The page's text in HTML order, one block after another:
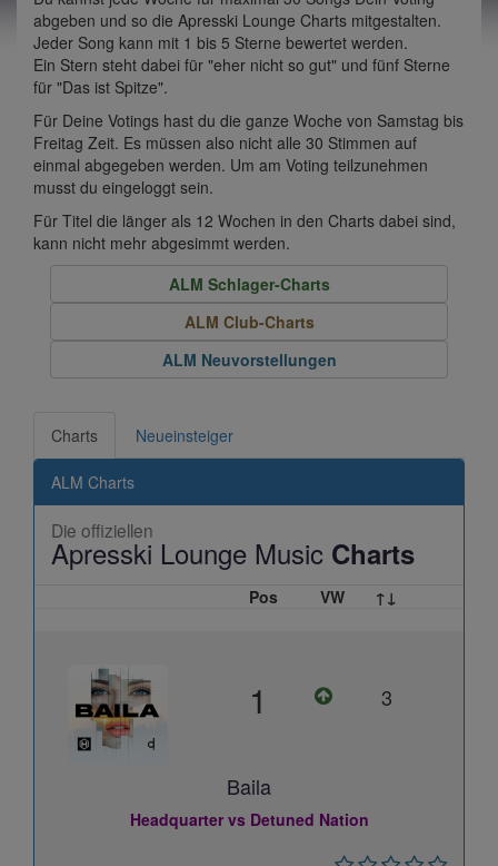
abgeben und so die Apresski Lounge Charts mitgestalten.
Jeder Song kann mit 1 bis 5 Sterne bewertet werden.
Ein Stern steht dabei für "eher nicht so gut" und fünf Sterne
für "Das ist Spitze".
Für Deine Votings hast du die ganze Woche von Samstag bis
Freitag Zeit. Es müssen also nicht alle 30 Stimmen auf
einmal abgegeben werden. Um am Voting teilzunehmen
musst du eingeloggt sein.
Für Titel die länger als 12 Wochen in den Charts dabei sind,
kann nicht mehr abgesimmt werden.
ALM Schlager-Charts
ALM Club-Charts
ALM Neuvorstellungen
Charts Neueinsteiger
ALM Charts
Die offiziellen
Apresski Lounge Music Charts
Pos VW ↑↓
1 3
Baila
Headquarter vs Detuned Nation